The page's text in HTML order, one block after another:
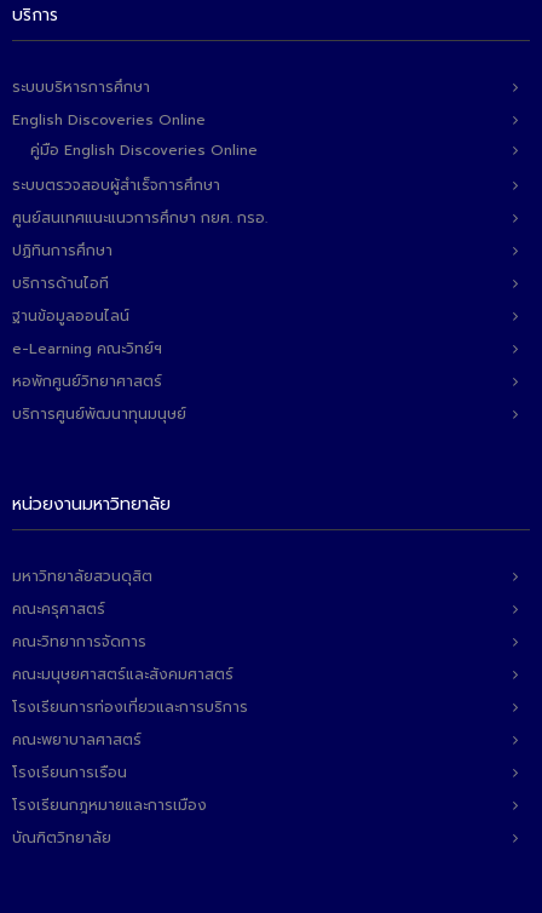
บริการ
ระบบบริหารการศึกษา
English Discoveries Online
คู่มือ English Discoveries Online
ระบบตรวจสอบผู้สำเร็จการศึกษา
ศูนย์สนเทศแนะแนวการศึกษา กยศ. กรอ.
ปฏิทินการศึกษา
บริการด้านไอที
ฐานข้อมูลออนไลน์
e-Learning คณะวิทย์ฯ
หอพักศูนย์วิทยาศาสตร์
บริการศูนย์พัฒนาทุนมนุษย์
หน่วยงานมหาวิทยาลัย
มหาวิทยาลัยสวนดุสิต
คณะครุศาสตร์
คณะวิทยาการจัดการ
คณะมนุษยศาสตร์และสังคมศาสตร์
โรงเรียนการท่องเที่ยวและการบริการ
คณะพยาบาลศาสตร์
โรงเรียนการเรือน
โรงเรียนกฎหมายและการเมือง
บัณฑิตวิทยาลัย